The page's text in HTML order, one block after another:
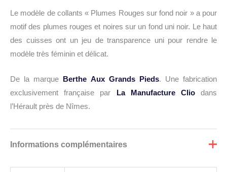
Le modèle de collants « Plumes Rouges sur fond noir » a pour
motif des plumes rouges et noires sur un fond uni noir. Le haut
des cuisses ont un jeu de transparence uni pour rendre le
modèle très féminin et délicat.
De la marque Berthe Aux Grands Pieds. Une fabrication
exclusivement française par
La Manufacture Cliodans
l’Hérault près de Nîmes.
Informations complémentaires